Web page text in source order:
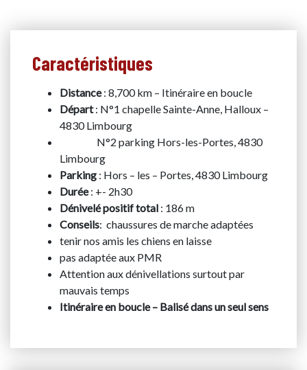
Caractéristiques
Distance: 8,700 km – Itinéraire en boucle
Départ: N°1 chapelle Sainte-Anne, Halloux –
4830 Limbourg
N°2 parking Hors-les-Portes, 4830
Limbourg
Parking : Hors – les – Portes, 4830 Limbourg
Durée: +- 2h30
Dénivelé positif total : 186 m
Conseils: chaussures de marche adaptées
tenir nos amis les chiens en laisse
pas adaptée aux PMR
Attention aux dénivellations surtout par
mauvais temps
Itinéraire en boucle – Balisé dans un seul sens